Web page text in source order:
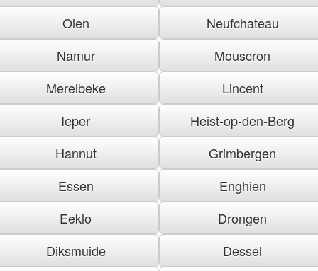
Olen
Neufchateau
Namur
Mouscron
Merelbeke
Lincent
Ieper
Heist-op-den-Berg
Hannut
Grimbergen
Essen
Enghien
Eeklo
Drongen
Diksmuide
Dessel